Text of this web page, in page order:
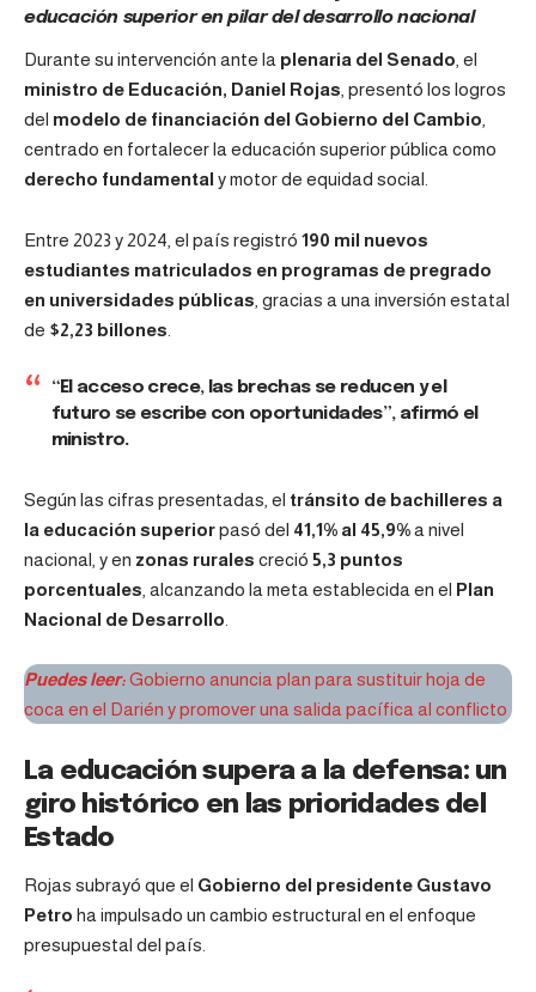
educación superior en pilar del desarrollo nacional
Durante su intervención ante la plenaria del Senado, el
ministro de Educación, Daniel Rojas, presentó los logros
del modelo de financiación del Gobierno del Cambio,
centrado en fortalecer la educación superior pública como
derecho fundamental y motor de equidad social.
Entre 2023 y 2024, el país registró 190 mil nuevos
estudiantes matriculados en programas de pregrado
en universidades públicas , gracias a una inversión estatal
de $2,23 billones
“El acceso crece, las brechas se reducen y el
futuro se escribe con oportunidades”, afirmó el
ministro.
Según las cifras presentadas, el tránsito de bachilleres a
la educación superiorpasó del 41,1% al 45,9%a nivel
nacional, y en zonas rurales creció 5,3 puntos
porcentuales , alcanzando la meta establecida en el Plan
Nacional de Desarrollo
Puedes leer:Gobierno anuncia plan para sustituir hoja de
coca en el Darién y promover una salida pacífica al conflicto
La educación supera a la defensa: un
giro histórico en las prioridades del
Estado
Rojas subrayó que el Gobierno del presidente Gustavo
Petro ha impulsado un cambio estructural en el enfoque
presupuestal del país.